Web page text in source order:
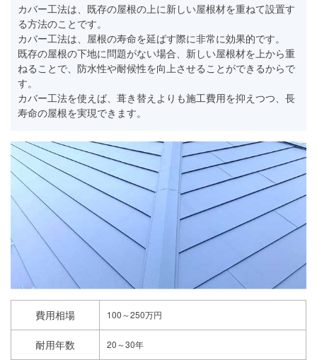
カバー工法は、既存の屋根の上に新しい屋根材を重ねて設置す
る方法のことです。
カバー工法は、屋根の寿命を延ばす際に非常に効果的です。
既存の屋根の下地に問題がない場合、新しい屋根材を上から重
ねることで、防水性や耐候性を向上させることができるからで
す。
カバー工法を使えば、葺き替えよりも施工費用を抑えつつ、長
寿命の屋根を実現できます。
費用相場 100～250万円
耐用年数 20～30年